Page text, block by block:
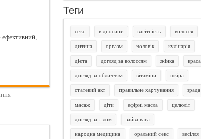
Теги
секс відносини вагітність волосся
дитина оргазм чоловік кулінарія
дієта догляд за волоссям жінка краса
догляд за обличчям вітаміни шкіра
статевий акт правильне харчування зрада
масаж діти ефірні масла целюліт
догляд за тілом зайва вага
народна медицина оральний секс весілля